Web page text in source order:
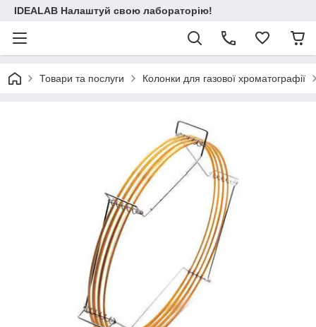
IDEALAB Налаштуй свою лабораторію!
Товари та послуги Колонки для газової хроматографії